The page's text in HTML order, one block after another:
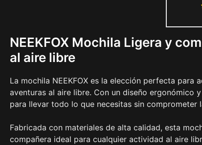
de
NEEKFOX Mochila Ligera y
al aire libre
La mochila NEEKFOX es la elección perfecta
aventuras al aire libre. Con un diseño ergonómico
para llevar todo lo que necesitas sin comprometer
Fabricada con materiales de alta calidad, esta
compañera ideal para cualquier actividad al aire